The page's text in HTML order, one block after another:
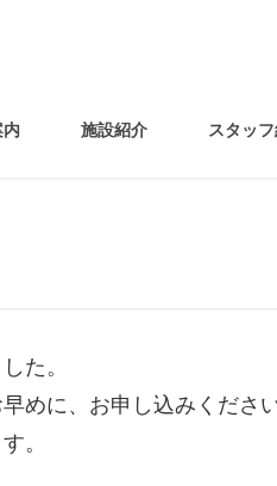
内 施設紹介 スタッ
た。
めに、お申し込みください
。